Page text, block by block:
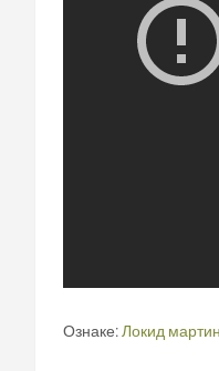
Ознаке: Локид мартин